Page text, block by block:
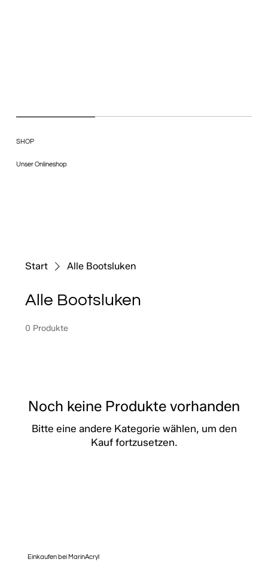
SHOP
Unser Onlineshop
Start Alle Bootsluken
Alle Bootsluken
0 Produkte
Noch keine Produkte vorhanden
Bitte eine andere Kategorie wählen, um den
Kauf fortzusetzen.
Einkaufen bei MarinAcryl